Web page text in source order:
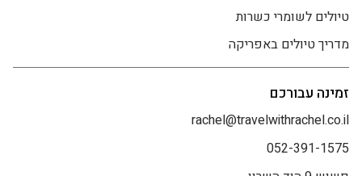
טיולים לשומרי כשרות
מדריך טיולים באפריקה
זמינה עבורכם
rachel@travelwithrachel.co.il
052-391-1575